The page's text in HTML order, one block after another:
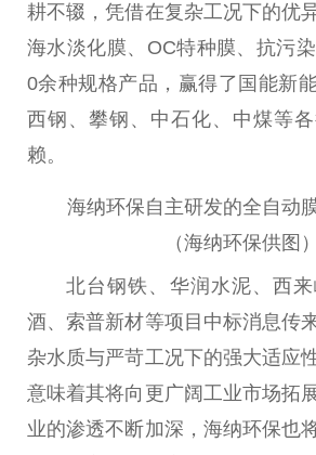
耕不辍，凭借在复杂工况下的优
海水淡化膜、OC特种膜、抗污
0余种规格产品，赢得了国能新
西钢、攀钢、中石化、中煤等
赖。
海纳环保自主研发的全自动
（海纳环保供图）
北台钢铁、华润水泥、西
酒、索普新材等项目中标消息传
杂水质与严苛工况下的强大适应
意味着其将向更广阔工业市场拓
业的渗透不断加深，海纳环保也